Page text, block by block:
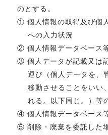
のとする。
① 個人情報の取得及び個
への入力状況
② 個人情報データベース
③ 個人データが記載又は
運び（個人データを、
移動させることをいい
れる。以下同じ。）等
④ 個人情報データベース
⑤ 削除・廃棄を委託した